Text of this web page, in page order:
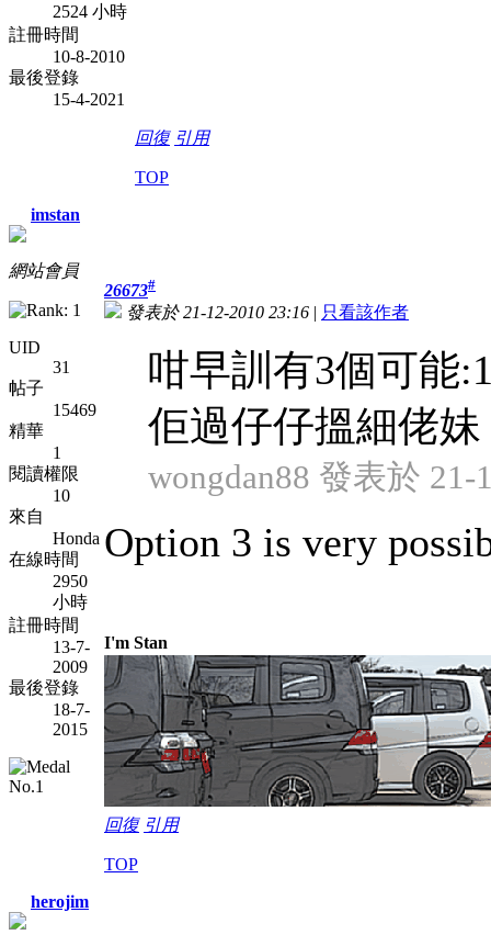
2524 小時
註冊時間
10-8-2010
最後登錄
15-4-2021
回復 引用
TOP
imstan
網站會員
UID
31
帖子
15469
精華
1
閱讀權限
10
來自
Honda
在線時間
2950
小時
註冊時間
13-7-
2009
最後登錄
18-7-
2015
26673#
發表於 21-12-2010 23:16 | 只看該作者
咁早訓有3個可能
佢過仔仔搵細佬妹
wongdan88 發表於 21-
Option 3 is very
I'm Stan
回復 引用
TOP
herojim